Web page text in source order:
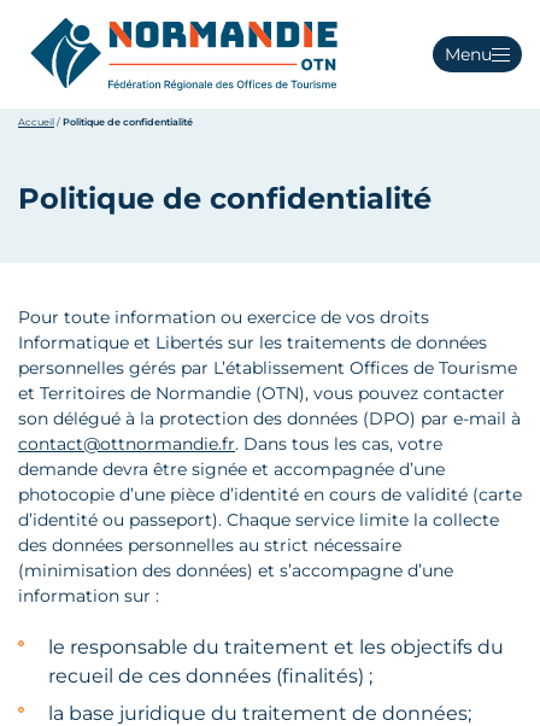
Menu
Accueil / Politique de confidentialité
Politique de confidentialité
Pour toute information ou exercice de vos droits
Informatique et Libertés sur les traitements de données
personnelles gérés par L’établissement Offices de Tourisme
et Territoires de Normandie (OTN), vous pouvez contacter
son délégué à la protection des données (DPO) par e-mail à
contact@ottnormandie.fr. Dans tous les cas, votre
demande devra être signée et accompagnée d’une
photocopie d’une pièce d’identité en cours de validité (carte
d’identité ou passeport). Chaque service limite la collecte
des données personnelles au strict nécessaire
(minimisation des données) et s’accompagne d’une
information sur :
le responsable du traitement et les objectifs du
recueil de ces données (finalités) ;
la base juridique du traitement de données;